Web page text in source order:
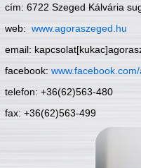
cím: 6722 Szeged Kálvária
web: www.agoraszeged.hu
email:
facebook:
telefon: +36(62)563-480
fax: +36(62)563-499